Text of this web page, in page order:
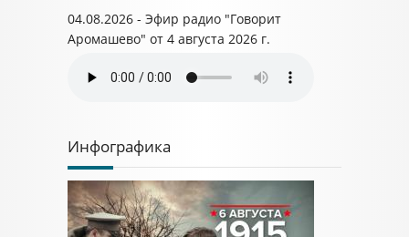
04.08.2026 - Эфир радио "Говорит
Аромашево" от 4 августа 2026 г.
Инфографика